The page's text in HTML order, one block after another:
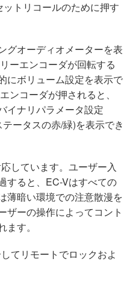
トリコールのために押す
グオーディオメーターを表
ーエンコーダが回転する
にボリューム設定を表示で
ンコーダが押されると、
イナリパラメータ設定
ータスの赤/緑)を表示でき
しています。ユーザー入
すると、EC-Vはすべての
薄暗い環境での注意散漫を
ザーの操作によってコント
す。
てリモートでロックおよ